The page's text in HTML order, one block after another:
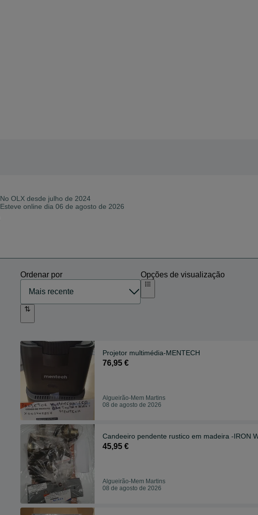
No OLX desde julho de 2024
Esteve online dia 06 de agosto de 2026
Ordenar por Opções de visualização
Projetor multimédia-MENTECH
76,95 €
Algueirão-Mem Martins
08 de agosto de 2026
Candeeiro pendente rustico em madeira -IRON
45,95 €
Algueirão-Mem Martins
08 de agosto de 2026